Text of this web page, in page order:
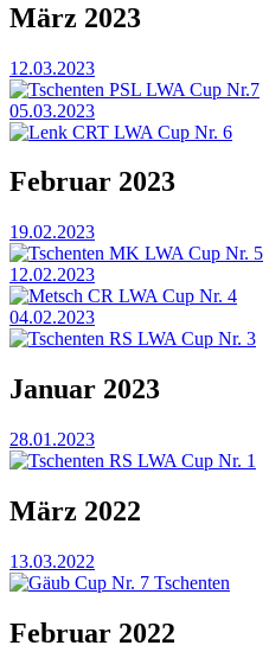
März 2023
12.03.2023
Tschenten PSL LWA Cup Nr.7
05.03.2023
Lenk CRT LWA Cup Nr. 6
Februar 2023
19.02.2023
Tschenten MK LWA Cup Nr. 5
12.02.2023
Metsch CR LWA Cup Nr. 4
04.02.2023
Tschenten RS LWA Cup Nr. 3
Januar 2023
28.01.2023
Tschenten RS LWA Cup Nr. 1
März 2022
13.03.2022
Gäub Cup Nr. 7 Tschenten
Februar 2022